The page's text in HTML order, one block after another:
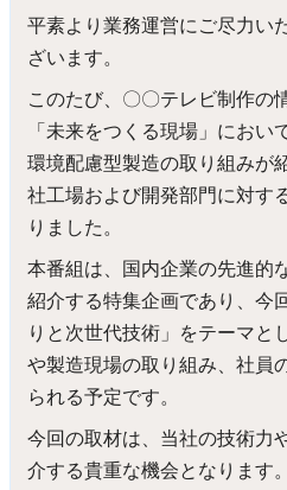
平素より業務運営にご尽力い
ざいます。
このたび、〇〇テレビ制作の
「未来をつくる現場」にお
環境配慮型製造の取り組みが
社工場および開発部門に対す
りました。
本番組は、国内企業の先進的
紹介する特集企画であり、今
りと次世代技術」をテーマと
や製造現場の取り組み、社員
られる予定です。
今回の取材は、当社の技術力
介する貴重な機会となります